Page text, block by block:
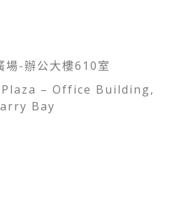
場-辦公大樓610室
– Office Building,
Bay